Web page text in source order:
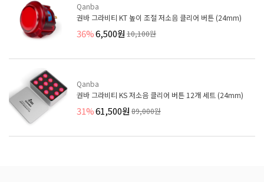
Qanba
권바 그라비티 KT 높이 조절 저소음 클리어 버튼 (24mm)
36%6,500원 10,100원
Qanba
권바 그라비티 KS 저소음 클리어 버튼 12개 세트 (24mm)
31%61,500원 89,000원